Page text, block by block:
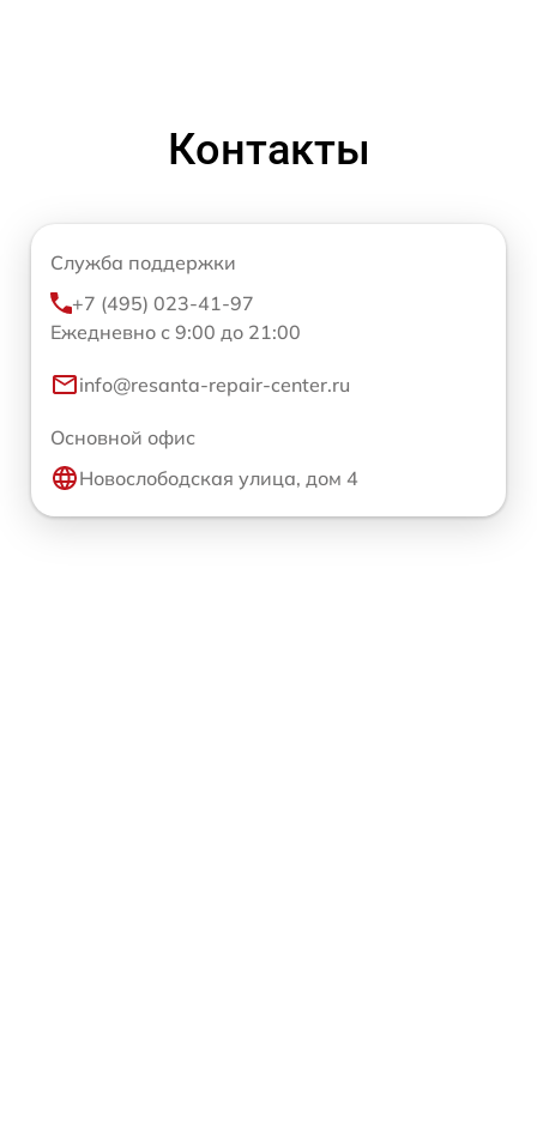
Контакты
Служба поддержки
+7 (495) 023-41-97
Ежедневно с 9:00 до 21:00
info@resanta-repair-center.ru
Основной офис
Новослободская улица, дом 4